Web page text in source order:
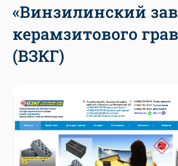
«Винзилинский
керамзитового
(ВЗКГ)